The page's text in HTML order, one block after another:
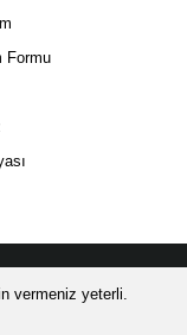
vermeniz yeterli.
Formu